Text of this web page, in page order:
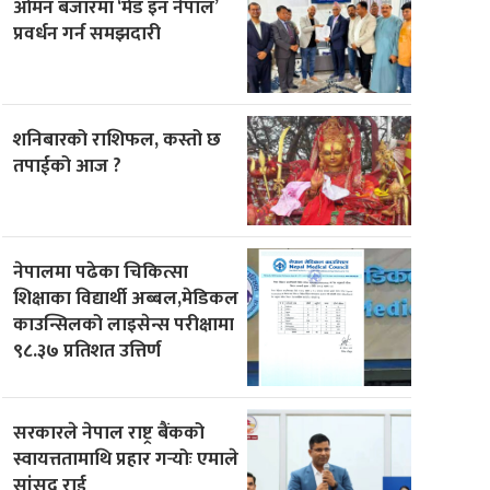
ओमन बजारमा ‘मेड इन नेपाल’
प्रवर्धन गर्न समझदारी
शनिबारको राशिफल, कस्तो छ
तपाईको आज ?
नेपालमा पढेका चिकित्सा
शिक्षाका विद्यार्थी अब्बल,मेडिकल
काउन्सिलको लाइसेन्स परीक्षामा
९८.३७ प्रतिशत उत्तिर्ण
सरकारले नेपाल राष्ट्र बैंकको
स्वायत्ततामाथि प्रहार गर्‍योः एमाले